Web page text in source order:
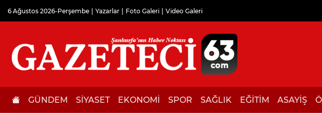
6 Ağustos 2026-Perşembe Yazarlar Foto Galeri Video Galeri
GÜNDEM SİYASET EKONOMİ SPOR SAĞLIK EĞİTİM ASAYİŞ